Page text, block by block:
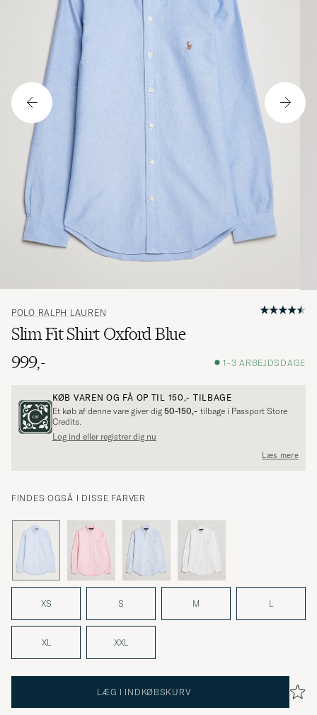
POLO RALPH LAUREN
Slim Fit Shirt Oxford Blue
999,-
1-3 ARBEJDSDAGE
KØB VAREN OG FÅ OP TIL 150,- TILBAGE
Et køb af denne vare giver dig 50-150,- tilbage i Passport Store
Credits.
Log ind eller registrer dig nu
Læs mere
FINDES OGSÅ I DISSE FARVER
XS S M L
XL XXL
LÆG I INDKØBSKURV